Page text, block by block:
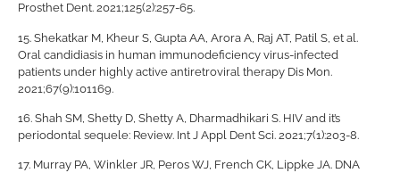
Prosthet Dent. 2021;125(2):257-65.
15. Shekatkar M, Kheur S, Gupta AA, Arora A, Raj AT, Patil S, et al.
Oral candidiasis in human immunodeficiency virus-infected
patients under highly active antiretroviral therapy Dis Mon.
2021;67(9):101169.
16. Shah SM, Shetty D, Shetty A, Dharmadhikari S. HIV and it’s
periodontal sequele: Review. Int J Appl Dent Sci. 2021;7(1):203-8.
17. Murray PA, Winkler JR, Peros WJ, French CK, Lippke JA. DNA